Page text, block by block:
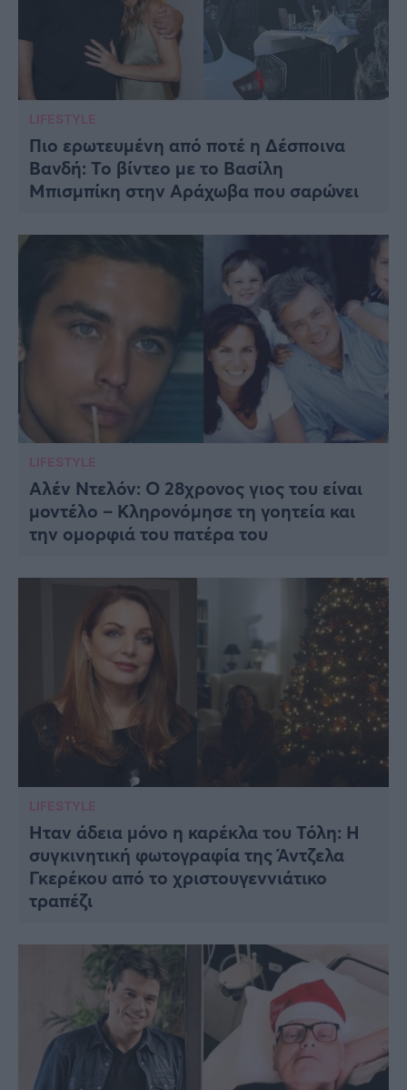
LIFESTYLE
Πιο ερωτευμένη από ποτέ η Δέσποινα
Βανδή: Το βίντεο με το Βασίλη
Μπισμπίκη στην Αράχωβα που σαρώνει
LIFESTYLE
Αλέν Ντελόν: Ο 28χρονος γιος του είναι
μοντέλο – Κληρονόμησε τη γοητεία και
την ομορφιά του πατέρα του
LIFESTYLE
Ήταν άδεια μόνο η καρέκλα του Τόλη: Η
συγκινητική φωτογραφία της Άντζελα
Γκερέκου από το χριστουγεννιάτικο
τραπέζι